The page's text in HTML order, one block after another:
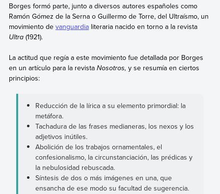
Borges formó parte, junto a diversos autores españoles como
Ramón Gómez de la Serna o Guillermo de Torre, del Ultraísmo, un
movimiento de vanguardialiteraria nacido en torno a la revista
Ultra(1921).
La actitud que regía a este movimiento fue detallada por Borges
en un artículo para la revista Nosotros, y se resumía en ciertos
principios:
Reducción de la lírica a su elemento primordial: la
metáfora.
Tachadura de las frases medianeras, los nexos y los
adjetivos inútiles.
Abolición de los trabajos ornamentales, el
confesionalismo, la circunstanciación, las prédicas y
la nebulosidad rebuscada.
Síntesis de dos o más imágenes en una, que
ensancha de ese modo su facultad de sugerencia.